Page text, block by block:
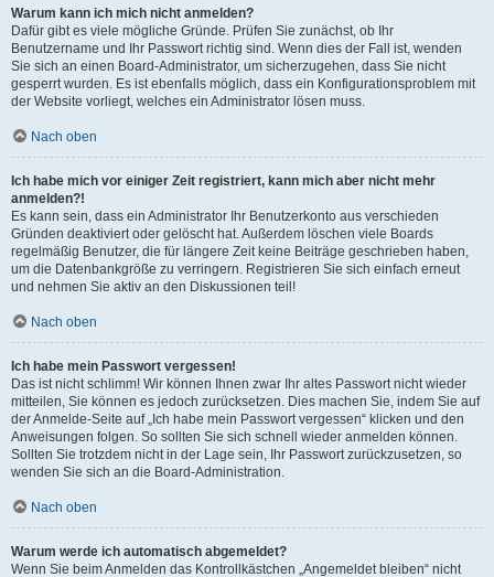
Warum kann ich mich nicht anmelden?
Dafür gibt es viele mögliche Gründe. Prüfen Sie zunächst, ob Ihr
Benutzername und Ihr Passwort richtig sind. Wenn dies der Fall ist, wenden
Sie sich an einen Board-Administrator, um sicherzugehen, dass Sie nicht
gesperrt wurden. Es ist ebenfalls möglich, dass ein Konfigurationsproblem mit
der Website vorliegt, welches ein Administrator lösen muss.
Nach oben
Ich habe mich vor einiger Zeit registriert, kann mich aber nicht mehr
anmelden?!
Es kann sein, dass ein Administrator Ihr Benutzerkonto aus verschieden
Gründen deaktiviert oder gelöscht hat. Außerdem löschen viele Boards
regelmäßig Benutzer, die für längere Zeit keine Beiträge geschrieben haben,
um die Datenbankgröße zu verringern. Registrieren Sie sich einfach erneut
und nehmen Sie aktiv an den Diskussionen teil!
Nach oben
Ich habe mein Passwort vergessen!
Das ist nicht schlimm! Wir können Ihnen zwar Ihr altes Passwort nicht wieder
mitteilen, Sie können es jedoch zurücksetzen. Dies machen Sie, indem Sie auf
der Anmelde-Seite auf „Ich habe mein Passwort vergessen“ klicken und den
Anweisungen folgen. So sollten Sie sich schnell wieder anmelden können.
Sollten Sie trotzdem nicht in der Lage sein, Ihr Passwort zurückzusetzen, so
wenden Sie sich an die Board-Administration.
Nach oben
Warum werde ich automatisch abgemeldet?
Wenn Sie beim Anmelden das Kontrollkästchen „Angemeldet bleiben“ nicht